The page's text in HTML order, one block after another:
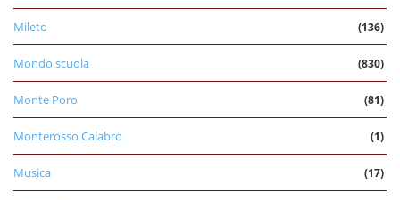
Mileto (136)
Mondo scuola (830)
Monte Poro (81)
Monterosso Calabro (1)
Musica (17)